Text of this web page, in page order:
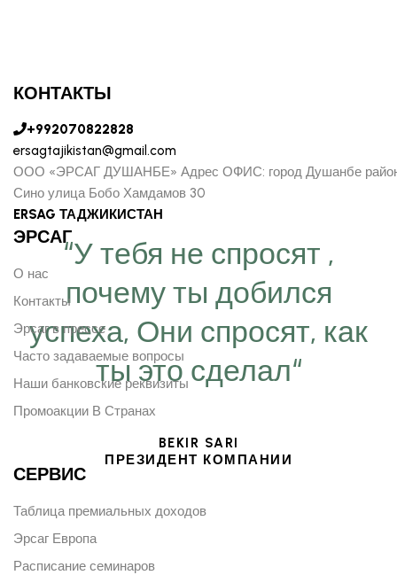
“У тебя не спросят ,
почему ты добился
успеха, Они спросят, как
ты это сделал“
BEKIR SARI
ПРЕЗИДЕНТ КОМПАНИИ
КОНТАКТЫ
+992070822828
ersagtajikistan@gmail.com
ООО «ЭРСАГ ДУШАНБЕ» Адрес ОФИС: город Душанбе
Сино улица Бобо Хамдамов 30
ERSAG ТАДЖИКИСТАН
ЭРСАГ
О нас
Контакты
Эрсаг в прессе
Часто задаваемые вопросы
Наши банковские реквизиты
Промоакции В Странах
СЕРВИС
Таблица премиальных доходов
Эрсаг Европа
Расписание семинаров